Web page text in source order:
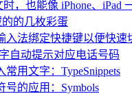
，也能像 iPhone、iPad
的几枚彩蛋
入法绑定快捷键以便快速
自动提示对应电话号码
常用文字：TypeSnippets
号的应用：Symbols